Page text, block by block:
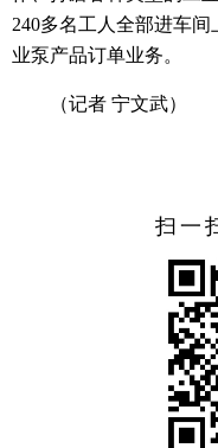
240多名工人全部进车
业泵产品订单业务。
（记者 宁文武）
扫一